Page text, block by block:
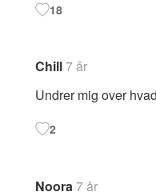
18
Chill7 år
Undrer mig over
2
Noora7 år